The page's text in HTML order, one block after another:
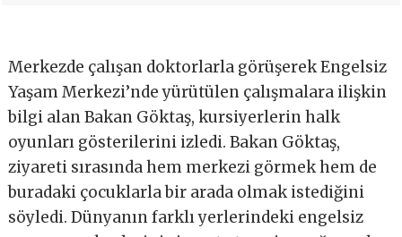
Merkezde çalışan doktorlarla görüşerek Engelsiz
Yaşam Merkezi’nde yürütülen çalışmalara ilişkin
bilgi alan Bakan Göktaş, kursiyerlerin halk
oyunları gösterilerini izledi. Bakan Göktaş,
ziyareti sırasında hem merkezi görmek hem de
buradaki çocuklarla bir arada olmak istediğini
söyledi. Dünyanın farklı yerlerindeki engelsiz